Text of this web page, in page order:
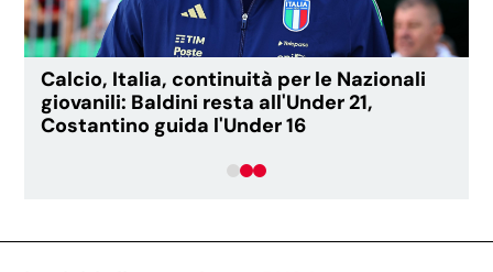
Calcio, Italia, continuità per le Nazionali
giovanili: Baldini resta all'Under 21,
Costantino guida l'Under 16